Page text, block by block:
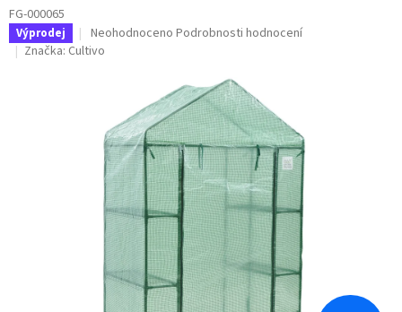
FG-000065
Výprodej
Průměrné
hodnocení
hvězdiček.
Neohodnoceno Podrobnosti hodnocení
Značka: Cultivo